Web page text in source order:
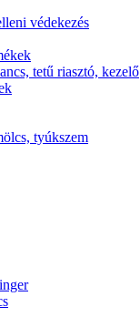
védekezés
tetű riasztó, kezelő
tyúkszem